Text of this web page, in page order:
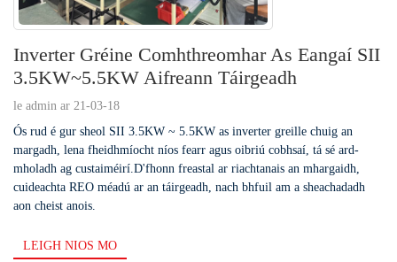
Inverter Gréine Comhthreomhar As Eangaí SII
3.5KW~5.5KW Aifreann Táirgeadh
le admin ar 21-03-18
Ós rud é gur sheol SII 3.5KW ~ 5.5KW as inverter greille chuig an
margadh, lena fheidhmíocht níos fearr agus oibriú cobhsaí, tá sé ard-
mholadh ag custaiméirí.D'fhonn freastal ar riachtanais an mhargaidh,
cuideachta REO méadú ar an táirgeadh, nach bhfuil am a sheachadadh
aon cheist anois.
LEIGH NIOS MO